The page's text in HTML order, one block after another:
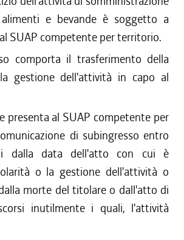
e bevande è soggetto a
SUAP competente per territorio.
comporta il trasferimento della
gestione dell'attività in capo al
presenta al SUAP competente per
di subingresso entro
dalla data dell'atto con cui è
o la gestione dell'attività o
morte del titolare o dall'atto di
inutilmente i quali, l'attività